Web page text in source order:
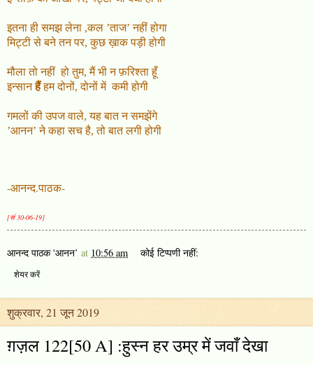
इतना ही समझ लेना ,कल ’ताज’ नहीं होगा
मिट्टी से बने तन पर,कुछ ख़ाक पड़ी होगी
मौला तो नहीं हो तुम,मैं भी न फ़रिश्ता हूँ
इन्सानहैंहम दोनों,दोनों में कमी होगी
गमलों की उपज वाले,यह बात न समझेंगे
’आनन’ ने कहा सच है,तो बात लगी होगी
-आनन्द.पाठक-
[सं 30-06-19]
आनन्द पाठक 'आनन’ at 10:56 am कोई टिप्पणी नहीं:
शेयर करें
शुक्रवार, 21 जून 2019
ग़ज़ल 122[50 A] :हुस्न हर उम्र में जवाँ देखा